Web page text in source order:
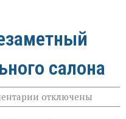
салона
к
записи
отключены